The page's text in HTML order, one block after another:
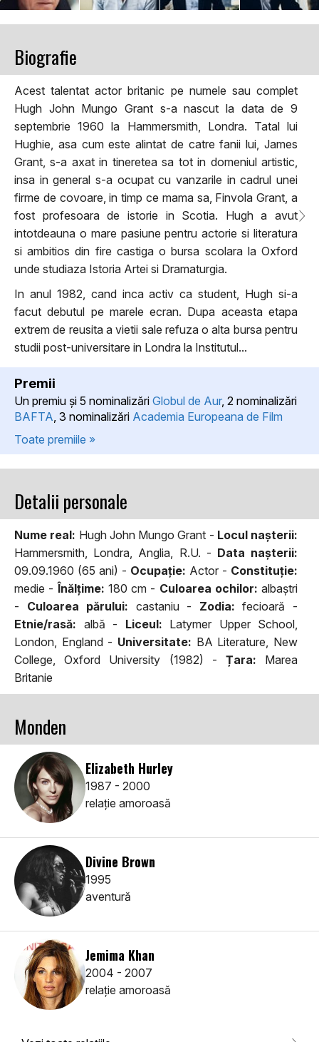
Biografie
Acest talentat actor britanic pe numele sau complet
Hugh John Mungo Grant s-a nascut la data de 9
septembrie 1960 la Hammersmith, Londra. Tatal lui
Hughie, asa cum este alintat de catre fanii lui, James
Grant, s-a axat in tineretea sa tot in domeniul artistic,
insa in general s-a ocupat cu vanzarile in cadrul unei
firme de covoare, in timp ce mama sa, Finvola Grant, a
fost profesoara de istorie in Scotia. Hugh a avut
intotdeauna o mare pasiune pentru actorie si literatura
si ambitios din fire castiga o bursa scolara la Oxford
unde studiaza Istoria Artei si Dramaturgia.
In anul 1982, cand inca activ ca student, Hugh si-a
facut debutul pe marele ecran. Dupa aceasta etapa
extrem de reusita a vietii sale refuza o alta bursa pentru
studii post-universitare in Londra la Institutul...
Premii
Un premiu şi 5 nominalizări Globul de Aur, 2 nominalizări
BAFTA , 3 nominalizări Academia Europeana de Film
Toate premiile »
Detalii personale
Nume real: Hugh John Mungo Grant - Locul naşterii:
Hammersmith, Londra, Anglia, R.U. - Data naşterii:
09.09.1960 (65 ani) - Ocupaţie: Actor - Constituţie:
medie -Înălţime: 180 cm - Culoarea ochilor: albaştri
- Culoarea părului: castaniu - Zodia: fecioară -
Etnie/rasă: albă - Liceul: Latymer Upper School,
London, England - Universitate: BA Literature, New
College, Oxford University (1982) - Țara: Marea
Britanie
Monden
Elizabeth Hurley
1987 - 2000
relaţie amoroasă
Divine Brown
1995
aventură
Jemima Khan
2004 - 2007
relaţie amoroasă